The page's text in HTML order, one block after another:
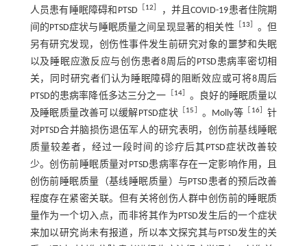
人员患有睡眠障碍和PTSD［12］
，并且COVID-19患者住院期
间的PTSD症状与睡眠质量之间呈现显著的相关性 ［13］ 。但
另有研究发现，创伤性事件发生前研究对象的噩梦和失眠
以及睡眠应激反应与创伤患者8周后的PTSD患病率密切相
关，同时研究者们认为睡眠障碍的阻断效应或可将8周后
PTSD的患病率降低多达三分之一 ［14］ 。良好的睡眠质量以
及睡眠质量改善可以缓解PTSD症状［15］ 。Molly等 ［ 16］针
对PTSD合并脑损伤退伍军人的研究表明，创伤前基线睡眠
质量较差者，经过一段时间的诊疗后其PTSD症状改善较
少。创伤前睡眠质量对PTSD患病率存在一定影响作用，且
创伤前睡眠质量（基线睡眠质量）与PTSD患者的预后改善
程度存在紧密关联。但有关将创伤人群中创伤前的睡眠质
量作为一个切入点，而非将其作为PTSD发生后的一个症状
来加以研究尚未有报道，所以本文探究其与PTSD发生的关